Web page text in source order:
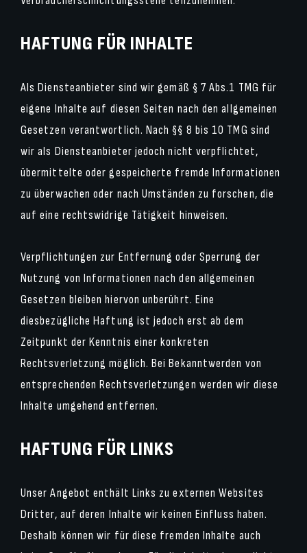
HAFTUNG FÜR INHALTE
Als Diensteanbieter sind wir gemäß § 7 Abs.1 TMG für
eigene Inhalte auf diesen Seiten nach den allgemeinen
Gesetzen verantwortlich. Nach §§ 8 bis 10 TMG sind
wir als Diensteanbieter jedoch nicht verpflichtet,
übermittelte oder gespeicherte fremde Informationen
zu überwachen oder nach Umständen zu forschen, die
auf eine rechtswidrige Tätigkeit hinweisen.
Verpflichtungen zur Entfernung oder Sperrung der
Nutzung von Informationen nach den allgemeinen
Gesetzen bleiben hiervon unberührt. Eine
diesbezügliche Haftung ist jedoch erst ab dem
Zeitpunkt der Kenntnis einer konkreten
Rechtsverletzung möglich. Bei Bekanntwerden von
entsprechenden Rechtsverletzungen werden wir diese
Inhalte umgehend entfernen.
HAFTUNG FÜR LINKS
Unser Angebot enthält Links zu externen Websites
Dritter, auf deren Inhalte wir keinen Einfluss haben.
Deshalb können wir für diese fremden Inhalte auch